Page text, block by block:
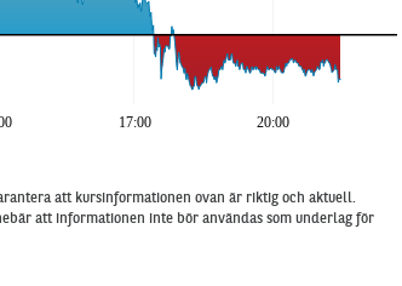
20:00
17:00
att kursinformationen ovan är riktig och aktuell.
att informationen inte bör användas som underlag för